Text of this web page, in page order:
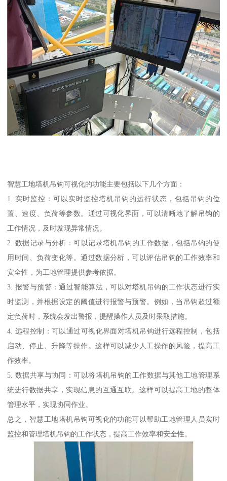
智慧工地塔机吊钩可视化的功能主要包括以下几个方面：
1. 实时监控：可以实时监控塔机吊钩的运行状态，包括吊钩的位
置、速度、负荷等参数。通过可视化界面，可以清晰地了解吊钩的
工作情况，及时发现异常情况。
2. 数据记录与分析：可以记录塔机吊钩的工作数据，包括吊钩的使
用时间、负荷变化等。通过数据分析，可以评估吊钩的工作效率和
安全性，为工地管理提供参考依据。
3. 报警与预警：通过智能算法，可以对塔机吊钩的工作状态进行实
时监测，并根据设定的阈值进行报警与预警。例如，当吊钩超过额
定负荷时，系统会发出警报，提醒操作人员及时采取措施。
4. 远程控制：可以通过可视化界面对塔机吊钩进行远程控制，包括
启动、停止、升降等操作。这样可以减少人工操作的风险，提高工
作效率。
5. 数据共享与协同：可以将塔机吊钩的工作数据与其他工地管理系
统进行数据共享，实现信息的互通互联。这样可以提高工地的整体
管理水平，实现协同作业。
总之，智慧工地塔机吊钩可视化的功能可以帮助工地管理人员实时
监控和管理塔机吊钩的工作状态，提高工作效率和安全性。